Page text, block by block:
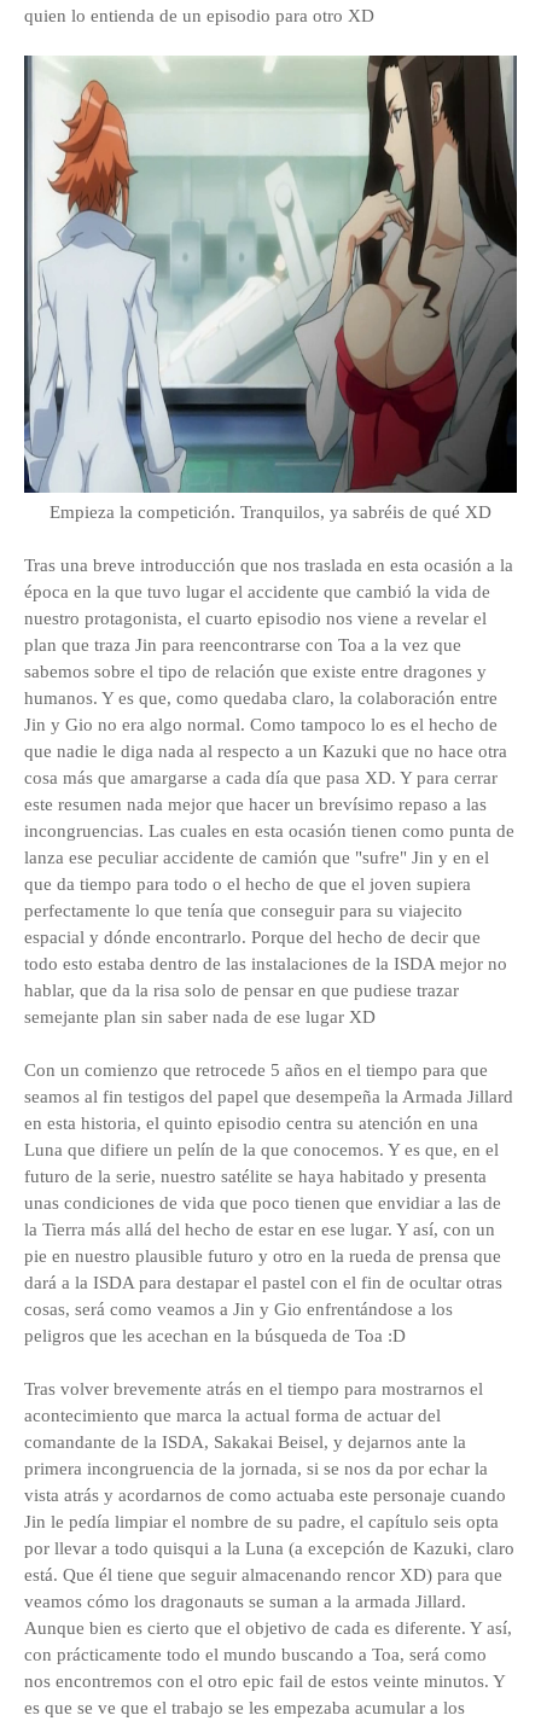
quien lo entienda de un episodio para otro XD
Empieza la competición. Tranquilos, ya sabréis de qué XD
Tras una breve introducción que nos traslada en esta ocasión a la
época en la que tuvo lugar el accidente que cambió la vida de
nuestro protagonista, el cuarto episodio nos viene a revelar el
plan que traza Jin para reencontrarse con Toa a la vez que
sabemos sobre el tipo de relación que existe entre dragones y
humanos. Y es que, como quedaba claro, la colaboración entre
Jin y Gio no era algo normal. Como tampoco lo es el hecho de
que nadie le diga nada al respecto a un Kazuki que no hace otra
cosa más que amargarse a cada día que pasa XD. Y para cerrar
este resumen nada mejor que hacer un brevísimo repaso a las
incongruencias. Las cuales en esta ocasión tienen como punta de
lanza ese peculiar accidente de camión que "sufre" Jin y en el
que da tiempo para todo o el hecho de que el joven supiera
perfectamente lo que tenía que conseguir para su viajecito
espacial y dónde encontrarlo. Porque del hecho de decir que
todo esto estaba dentro de las instalaciones de la ISDA mejor no
hablar, que da la risa solo de pensar en que pudiese trazar
semejante plan sin saber nada de ese lugar XD
Con un comienzo que retrocede 5 años en el tiempo para que
seamos al fin testigos del papel que desempeña la Armada Jillard
en esta historia, el quinto episodio centra su atención en una
Luna que difiere un pelín de la que conocemos. Y es que, en el
futuro de la serie, nuestro satélite se haya habitado y presenta
unas condiciones de vida que poco tienen que envidiar a las de
la Tierra más allá del hecho de estar en ese lugar. Y así, con un
pie en nuestro plausible futuro y otro en la rueda de prensa que
dará a la ISDA para destapar el pastel con el fin de ocultar otras
cosas, será como veamos a Jin y Gio enfrentándose a los
peligros que les acechan en la búsqueda de Toa :D
Tras volver brevemente atrás en el tiempo para mostrarnos el
acontecimiento que marca la actual forma de actuar del
comandante de la ISDA, Sakakai Beisel, y dejarnos ante la
primera incongruencia de la jornada, si se nos da por echar la
vista atrás y acordarnos de como actuaba este personaje cuando
Jin le pedía limpiar el nombre de su padre, el capítulo seis opta
por llevar a todo quisqui a la Luna (a excepción de Kazuki, claro
está. Que él tiene que seguir almacenando rencor XD) para que
veamos cómo los dragonauts se suman a la armada Jillard.
Aunque bien es cierto que el objetivo de cada es diferente. Y así,
con prácticamente todo el mundo buscando a Toa, será como
nos encontremos con el otro epic fail de estos veinte minutos. Y
es que se ve que el trabajo se les empezaba acumular a los